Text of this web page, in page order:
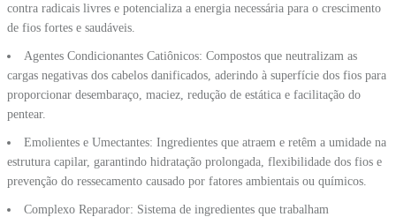
contra radicais livres e potencializa a energia necessária para o crescimento
de fios fortes e saudáveis.
Agentes Condicionantes Catiônicos: Compostos que neutralizam as
cargas negativas dos cabelos danificados, aderindo à superfície dos fios para
proporcionar desembaraço, maciez, redução de estática e facilitação do
pentear.
Emolientes e Umectantes: Ingredientes que atraem e retêm a umidade na
estrutura capilar, garantindo hidratação prolongada, flexibilidade dos fios e
prevenção do ressecamento causado por fatores ambientais ou químicos.
Complexo Reparador: Sistema de ingredientes que trabalham